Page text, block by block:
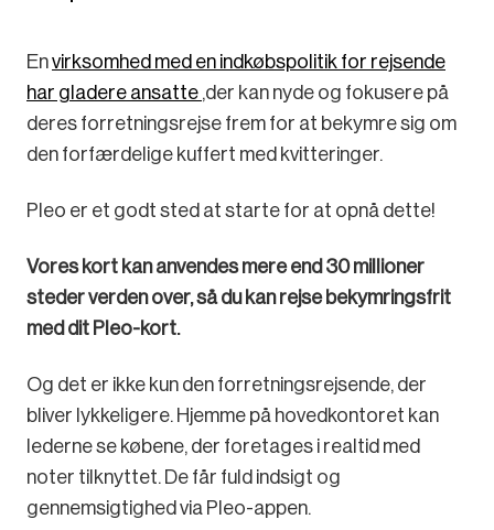
Envirksomhed med en indkøbspolitik for rejsende
har gladere ansatte ,der kan nyde og fokusere på
deres forretningsrejse frem for at bekymre sig om
den forfærdelige kuffert med kvitteringer.
Pleo er et godt sted at starte for at opnå dette!
Vores kort kan anvendes mere end 30 millioner
steder verden over, så du kan rejse bekymringsfrit
med dit Pleo-kort.
Og det er ikke kun den forretningsrejsende, der
bliver lykkeligere. Hjemme på hovedkontoret kan
lederne se købene, der foretages i realtid med
noter tilknyttet. De får fuld indsigt og
gennemsigtighed via Pleo-appen.